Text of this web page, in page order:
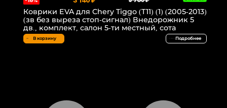
Коврики EVA для Chery Tiggo (T11) (1) (2005-2013)
(зв без выреза стоп-сигнал) Внедорожник 5
дв., комплект, салон 5-ти местный, сота
В корзину Подробнее